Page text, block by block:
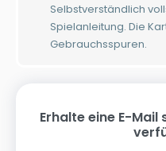
Selbstverständlich
Spielanleitung. Die
Gebrauchsspuren.
Erhalte eine E-